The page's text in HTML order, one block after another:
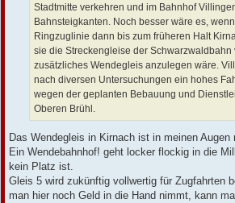
Stadtmitte verkehren und im Bahnhof
Bahnsteigkanten. Noch besser wäre es,
Ringzuglinie dann bis zum früheren Halt
sie die Streckengleise der
zusätzliches Wendegleis anzulegen wäre.
nach diversen Untersuchungen ein hohes
wegen der geplanten Bebauung und
Oberen Brühl.
Das Wendegleis in Kirnach ist in meinen Augen
Ein Wendebahnhof! geht locker flockig in die
kein Platz ist.
Gleis 5 wird zukünftig vollwertig für Zugfahrten
man hier noch Geld in die Hand nimmt, kann